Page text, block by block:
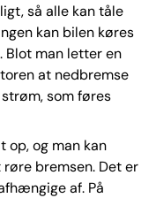
så alle kan tåle
kan bilen køres
Blot man letter en
at nedbremse
som føres
op, og man kan
bremsen. Det er
af. På